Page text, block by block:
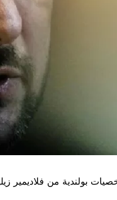
بولندية من فلاديمير